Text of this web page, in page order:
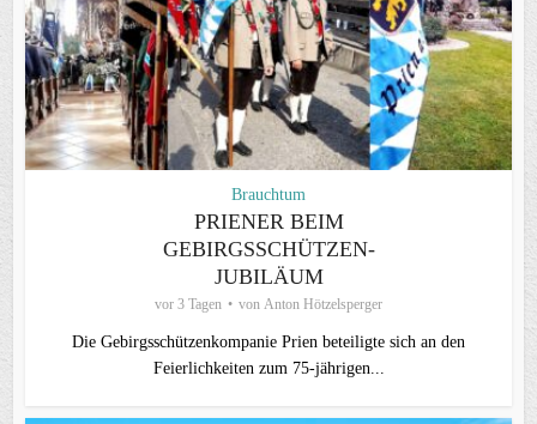
Brauchtum
PRIENER BEIM
GEBIRGSSCHÜTZEN-
JUBILÄUM
vor 3 Tagen von Anton Hötzelsperger
Die Gebirgsschützenkompanie Prien beteiligte sich an den
Feierlichkeiten zum 75-jährigen...